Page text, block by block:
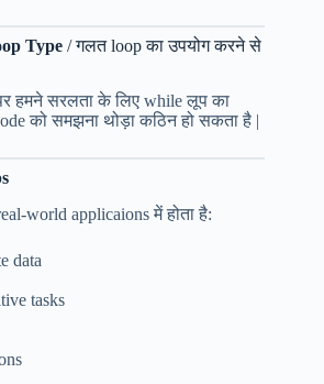
Type / गलत loop का उपयोग करने से
हमने सरलता के लिए while लूप का
को समझना थोड़ा कठिन हो सकता है |
world applicaions में होता है:
data
tasks